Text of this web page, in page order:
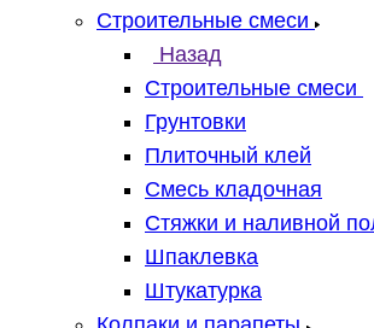
Строительные смеси
Назад
Строительные смеси
Грунтовки
Плиточный клей
Смесь кладочная
Стяжки и наливной
Шпаклевка
Штукатурка